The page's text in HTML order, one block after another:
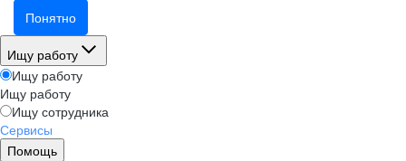
Понятно
Ищу работу
Ищу работу
Ищу работу
Ищу сотрудника
Сервисы
Помощь